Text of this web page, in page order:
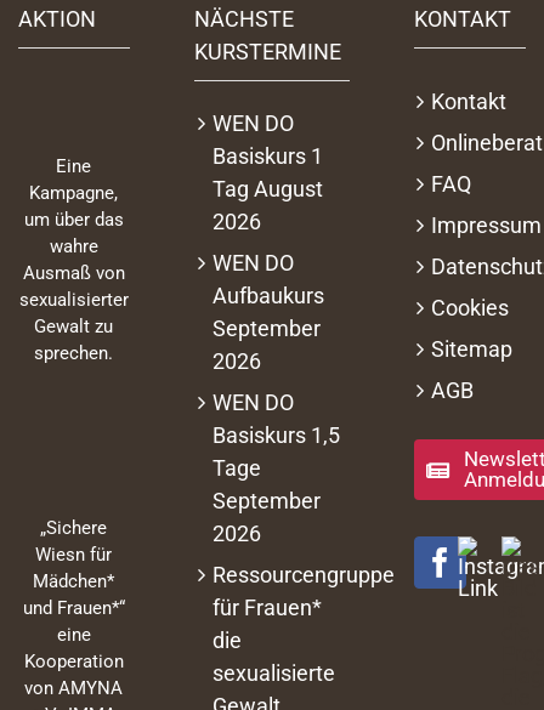
AKTION
Eine
Kampagne,
um über das
wahre
Ausmaß von
sexualisierter
Gewalt zu
sprechen.
„Sichere
Wiesn für
Mädchen*
und Frauen*“
eine
Kooperation
von AMYNA
NÄCHSTE
KURSTERMINE
WEN DO
Basiskurs 1
Tag August
2026
WEN DO
Aufbaukurs
September
2026
WEN DO
Basiskurs 1,5
Tage
September
2026
Ressourcengruppe
für Frauen*
die
sexualisierte
KONTAKT
Kontakt
FAQ
Impressum
Cookies
Sitemap
AGB